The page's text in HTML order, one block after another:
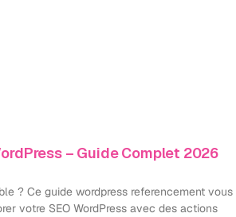
– Guide Complet 2026
? Ce guide wordpress referencement vous
votre SEO WordPress avec des actions